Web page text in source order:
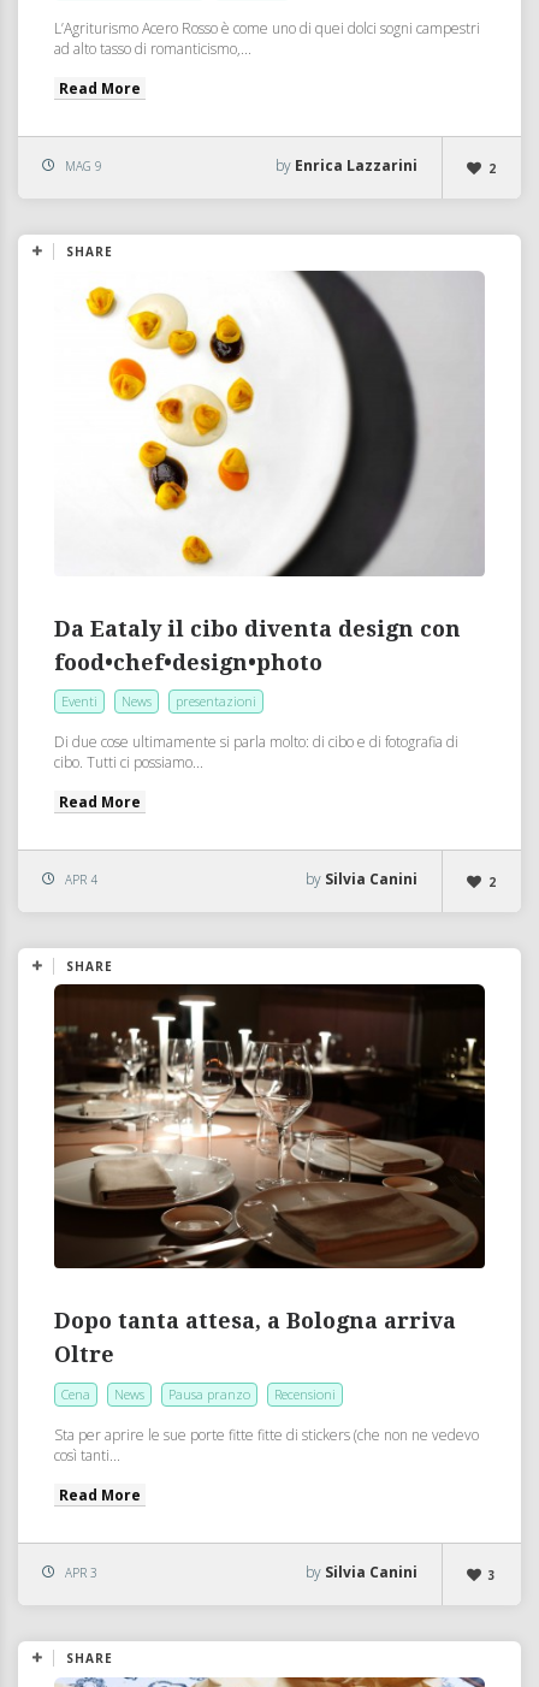
L’Agriturismo Acero Rosso è come uno di quei dolci sogni campestri
ad alto tasso di romanticismo,...
Read More
MAG 9 2
by Enrica Lazzarini
SHARE
Da Eataly il cibo diventa design con
food•chef•design•photo
Eventi News presentazioni
Di due cose ultimamente si parla molto: di cibo e di fotografia di
cibo. Tutti ci possiamo...
Read More
APR 4 2
by Silvia Canini
SHARE
Dopo tanta attesa, a Bologna arriva
Oltre
Cena News Pausa pranzo Recensioni
Sta per aprire le sue porte fitte fitte di stickers (che non ne vedevo
così tanti...
Read More
APR 3 3
by Silvia Canini
SHARE